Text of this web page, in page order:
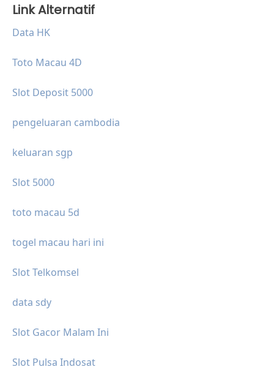
Link Alternatif
Data HK
Toto Macau 4D
Slot Deposit 5000
pengeluaran cambodia
keluaran sgp
Slot 5000
toto macau 5d
togel macau hari ini
Slot Telkomsel
data sdy
Slot Gacor Malam Ini
Slot Pulsa Indosat